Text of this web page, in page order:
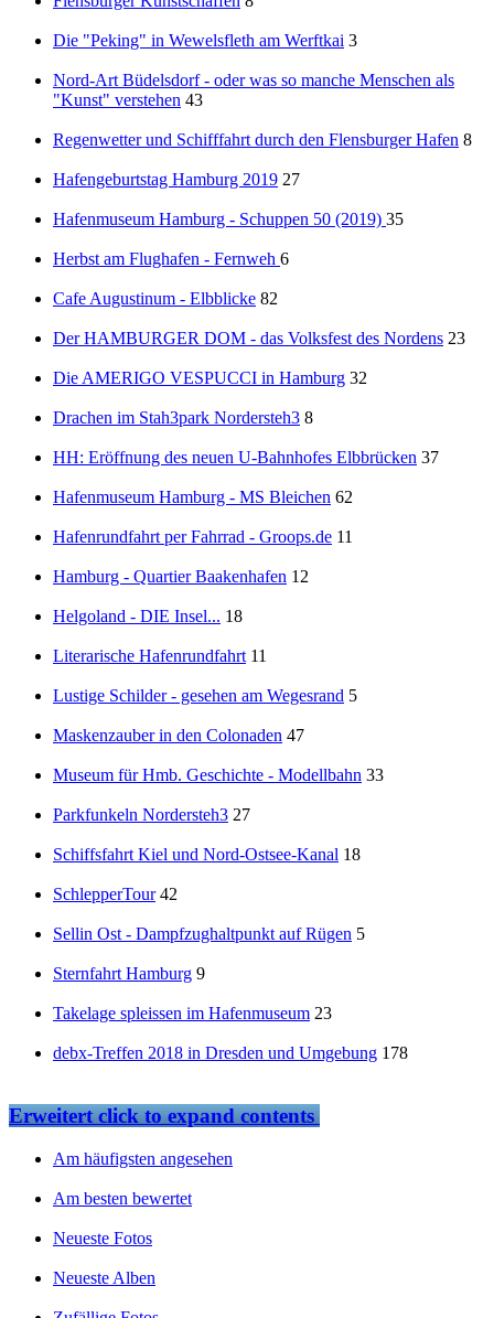
Die "Peking" in Wewelsfleth am Werftkai 3
Nord-Art Büdelsdorf - oder was so manche Menschen als
"Kunst" verstehen 43
Regenwetter und Schifffahrt durch den Flensburger Hafen 8
Hafengeburtstag Hamburg 2019 27
Hafenmuseum Hamburg - Schuppen 50 (2019) 35
Herbst am Flughafen - Fernweh 6
Cafe Augustinum - Elbblicke 82
Der HAMBURGER DOM - das Volksfest des Nordens 23
Die AMERIGO VESPUCCI in Hamburg 32
Drachen im Stah3park Nordersteh3 8
HH: Eröffnung des neuen U-Bahnhofes Elbbrücken 37
Hafenmuseum Hamburg - MS Bleichen 62
Hafenrundfahrt per Fahrrad - Groops.de 11
Hamburg - Quartier Baakenhafen 12
Helgoland - DIE Insel... 18
Literarische Hafenrundfahrt 11
Lustige Schilder - gesehen am Wegesrand 5
Maskenzauber in den Colonaden 47
Museum für Hmb. Geschichte - Modellbahn 33
Parkfunkeln Nordersteh3 27
Schiffsfahrt Kiel und Nord-Ostsee-Kanal 18
SchlepperTour 42
Sellin Ost - Dampfzughaltpunkt auf Rügen 5
Sternfahrt Hamburg 9
Takelage spleissen im Hafenmuseum 23
debx-Treffen 2018 in Dresden und Umgebung 178
Erweitertclick to expand contents
Am häufigsten angesehen
Am besten bewertet
Neueste Fotos
Neueste Alben